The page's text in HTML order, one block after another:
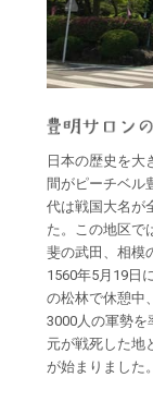
日本の歴史を大
間がピーチベル
代は戦国大名が
た。この地区で
斐の武田、相模
1560年5月19日
の松林で休憩中
3000人の軍勢を
元が戦死した地
が始まりました。